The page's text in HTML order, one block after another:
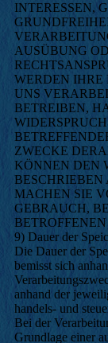
INTERESSEN,
AUSÜBUNG
WERDEN IHRE
UNS
BETREIBEN,
ZWECKE
KÖNNEN DEN
BESCHRIEBEN
MACHEN SIE
GEBRAUCH,
9) Dauer der
Die Dauer der
bemisst sich
anhand der
handels- und
Bei der
Grundlage einer